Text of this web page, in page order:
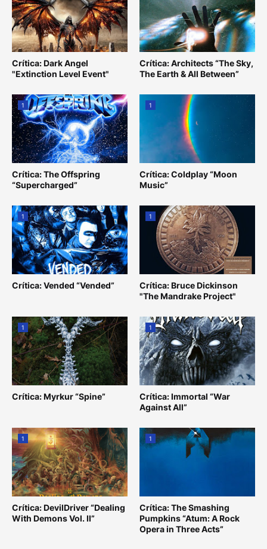
Crítica: Dark Angel
"Extinction Level Event"
Crítica: Architects “The Sky,
The Earth & All Between”
1
Crítica: The Offspring
“Supercharged”
1
Crítica: Coldplay “Moon
Music”
1
Crítica: Vended “Vended”
1
Crítica: Bruce Dickinson
"The Mandrake Project"
1
Crítica: Myrkur “Spine”
1
Crítica: Immortal “War
Against All”
1
Crítica: DevilDriver “Dealing
With Demons Vol. II”
1
Crítica: The Smashing
Pumpkins “Atum: A Rock
Opera in Three Acts”